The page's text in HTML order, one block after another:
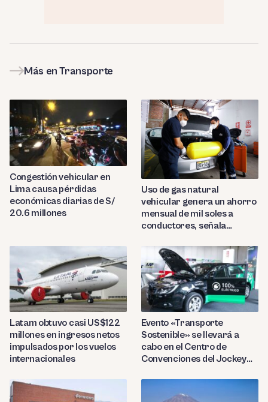
Más en Transporte
Congestión vehicular en
Lima causa pérdidas
económicas diarias de S/
20.6 millones
Uso de gas natural
vehicular genera un ahorro
mensual de mil soles a
conductores, señala
Latam obtuvo casi US$122
millones en ingresos netos
impulsados por los vuelos
internacionales
Evento «Transporte
Sostenible» se llevará a
cabo en el Centro de
Convenciones del Jockey